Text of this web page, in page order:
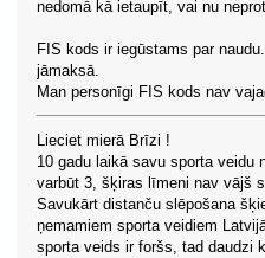
nedomā kā ietaupīt, vai nu
FIS kods ir iegūstams par
jāmaksā.
Man personīgi FIS kods nav
Lieciet mierā Brīzi !
10 gadu laikā savu sporta
varbūt 3, šķiras līmeni nav vājš
Savukārt distanču slēpošana
ņemamiem sporta veidiem
sporta veids ir foršs, tad daudzi